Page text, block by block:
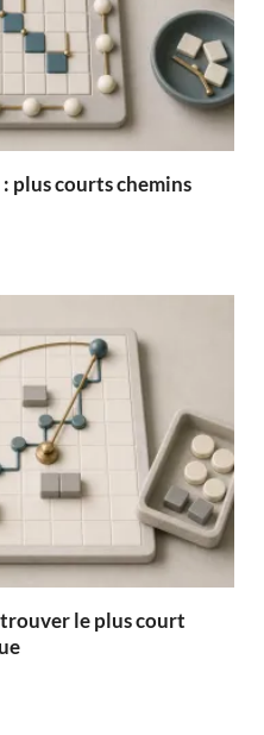
plus courts chemins
le plus court